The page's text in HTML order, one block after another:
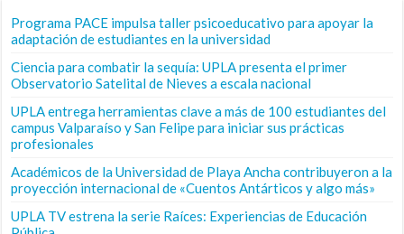
Programa PACE impulsa taller psicoeducativo para apoyar la
adaptación de estudiantes en la universidad
Ciencia para combatir la sequía: UPLA presenta el primer
Observatorio Satelital de Nieves a escala nacional
UPLA entrega herramientas clave a más de 100 estudiantes del
campus Valparaíso y San Felipe para iniciar sus prácticas
profesionales
Académicos de la Universidad de Playa Ancha contribuyeron a la
proyección internacional de «Cuentos Antárticos y algo más»
UPLA TV estrena la serie Raíces: Experiencias de Educación